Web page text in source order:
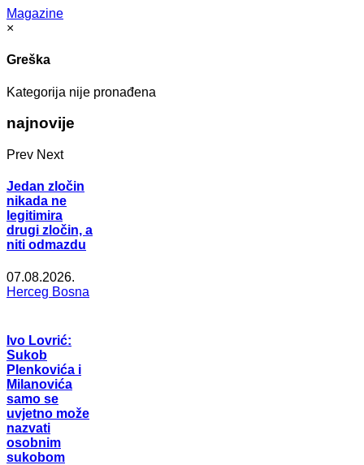
Magazine
×
Greška
Kategorija nije pronađena
najnovije
Prev Next
Jedan zločin
nikada ne
legitimira
drugi zločin, a
niti odmazdu
07.08.2026.
Herceg Bosna
Ivo Lovrić:
Sukob
Plenkovića i
Milanovića
samo se
uvjetno može
nazvati
osobnim
sukobom